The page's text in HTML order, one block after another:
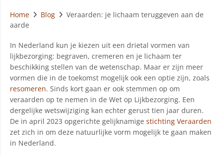
Home Blog
Veraarden: je lichaam teruggeven aan de
aarde
In Nederland kun je kiezen uit een drietal vormen van
lijkbezorging: begraven, cremeren en je lichaam ter
beschikking stellen van de wetenschap. Maar er zijn meer
vormen die in de toekomst mogelijk ook een optie zijn, zoals
resomeren. Sinds kort gaan er ook stemmen op om
veraarden op te nemen in de Wet op Lijkbezorging. Een
dergelijke wetswijziging kan echter gerust tien jaar duren.
De in april 2023 opgerichte gelijknamige stichting Veraarden
zet zich in om deze natuurlijke vorm mogelijk te gaan maken
in Nederland.